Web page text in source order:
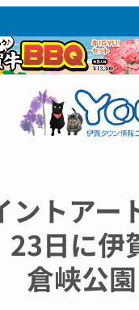
ントアー
日に伊
倉峡公園